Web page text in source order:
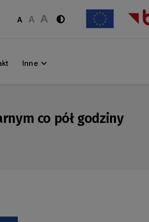
Inne
co pół godziny